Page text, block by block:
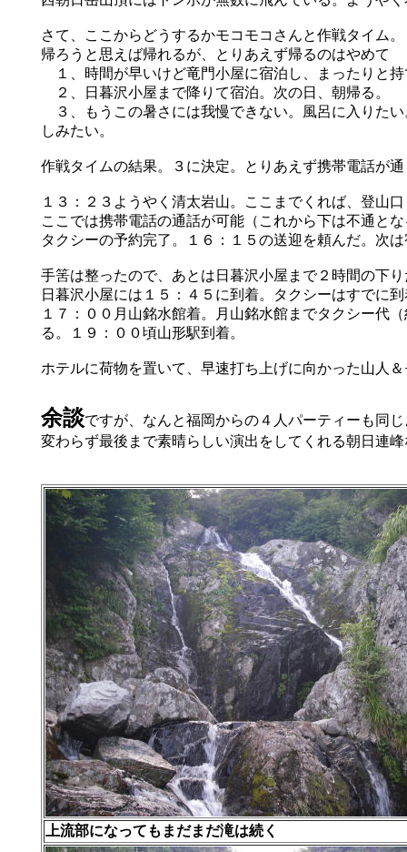
さて、ここからどうするかモコモコさんと作戦タイム。
帰ろうと思えば帰れるが、とりあえず帰るのはやめて
１、時間が早いけど竜門小屋に宿泊し、まったりと
２、日暮沢小屋まで降りて宿泊。次の日、朝帰る。
３、もうこの暑さには我慢できない。風呂に入りた
しみたい。
作戦タイムの結果。３に決定。とりあえず携帯電話が
１３：２３ようやく清太岩山。ここまでくれば、登山
ここでは携帯電話の通話が可能（これから下は不通と
タクシーの予約完了。１６：１５の送迎を頼んだ。次
手筈は整ったので、あとは日暮沢小屋まで２時間の下
日暮沢小屋には１５：４５に到着。タクシーはすでに
１７：００月山銘水館着。月山銘水館までタクシー代
る。１９：００頃山形駅到着。
ホテルに荷物を置いて、早速打ち上げに向かった山人
余談ですが、なんと福岡からの４人パーティーも同
変わらず最後まで素晴らしい演出をしてくれる朝日連
上流部になってもまだまだ滝は続く